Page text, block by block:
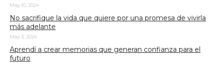
May 10, 2024
No sacrifique la vida que quiere por una promesa de vivirla
más adelante
May 3, 2024
Aprendí a crear memorias que generan confianza para el
futuro